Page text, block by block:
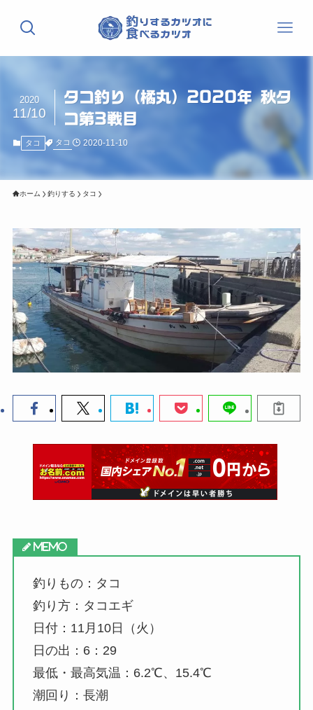
タコ釣り（橘丸）2020年 秋タ
コ第3戦目
2020
11/10
タコ タコ 2020-11-10
ホーム 釣りする タコ
釣りもの：タコ
釣り方：タコエギ
日付：11月10日（火）
日の出：6：29
最低・最高気温：6.2℃、15.4℃
潮回り：長潮